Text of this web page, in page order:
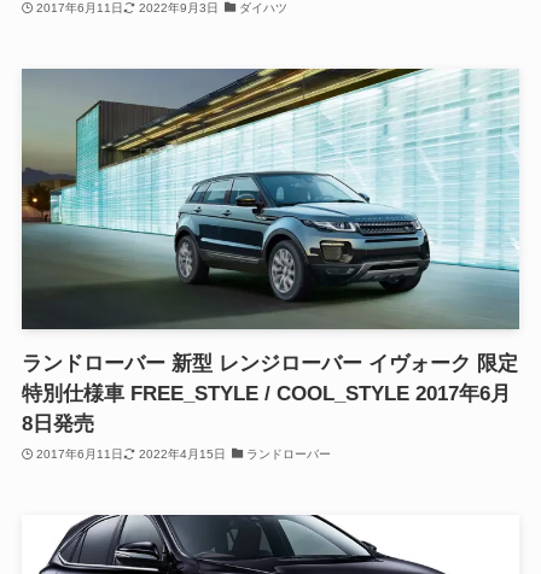
2017年6月11日 2022年9月3日 ダイハツ
ランドローバー 新型 レンジローバー イヴォーク 限定
特別仕様車 FREE_STYLE / COOL_STYLE 2017年6月
8日発売
2017年6月11日 2022年4月15日 ランドローバー